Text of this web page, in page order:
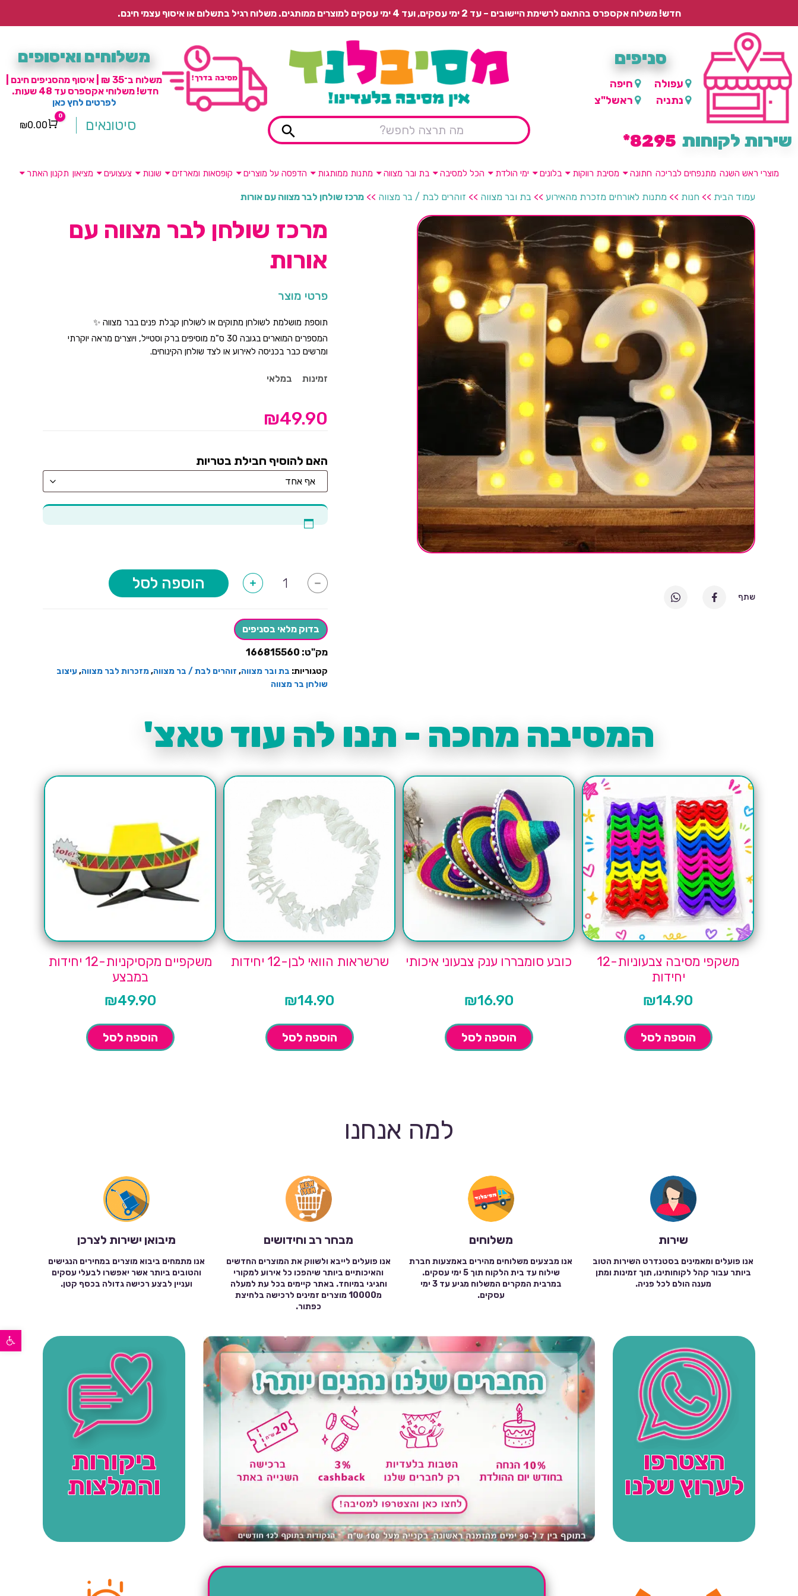
פתח סרגל נגישות
חדש! משלוח אקספרס בהתאם לרשימת היישובים – עד 2 ימי עסקים, ועד 4 ימי עסקים למוצרים ממותגים. משלוח רגיל בתשלום או איסוף עצמי חינם.
סניפים
עפולה
חיפה
נתניה
ראשל"צ
שירות לקוחות 8295*
משלוחים ואיסופים
משלוח ב־35 ₪ | איסוף מהסניפים חינם |
חדש! משלוחי אקספרס עד 48 שעות.
לפרטים לחץ כאן
סיטונאים Cart
0
₪0.00
מוצרי ראש השנה מתנפחים לבריכה חתונה מסיבת רווקות בלונים ימי הולדת הכל למסיבה בת ובר מצווה מתנות ממותגות הדפסה על מוצרים קופסאות ומארזים שונות צעצועים מציאון תקנון האתר
עמוד הבית >> חנות >> מתנות לאורחים מזכרת מהאירוע >> בת ובר מצווה >> זוהרים לבת / בר מצווה >> מרכז שולחן לבר מצווה עם אורות
שתף
מרכז שולחן לבר מצווה עם
אורות
פרטי מוצר
תוספת מושלמת לשולחן מתוקים או לשולחן קבלת פנים בבר מצווה ✨
המספרים המוארים בגובה 30 ס"מ מוסיפים ברק וסטייל, ויוצרים מראה יוקרתי
ומרשים כבר בכניסה לאירוע או לצד שולחן הקינוחים.
זמינות במלאי
₪49.90
האם להוסיף חבילת בטריות
-
של
מצווה
עם
אורות
+ הוספה לסל
בדוק מלאי בסניפים
מק"ט: 166815560
קטגוריות: בת ובר מצווה, זוהרים לבת / בר מצווה,מזכרות לבר מצווה,עיצוב
שולחן בר מצווה
המסיבה מחכה - תנו לה עוד טאצ'
משקפי מסיבה צבעוניות-12
יחידות
₪14.90
הוספה לסל
כובע סומבררו ענק צבעוני איכותי
₪16.90
הוספה לסל
שרשראות הוואי לבן-12 יחידות
₪14.90
הוספה לסל
משקפיים מקסיקניות-12 יחידות
במבצע
₪49.90
הוספה לסל
למה אנחנו
שירות
אנו פועלים ומאמינים בסטנדרט השירות הטוב
ביותר עבור קהל לקוחותינו, תוך זמינות ומתן
מענה הולם לכל פניה.
משלוחים
אנו מבצעים משלוחים מהירים באמצעות חברת
שילוח עד בית הלקוח תוך 5 ימי עסקים.
במרבית המקרים המשלוח מגיע עד 3 ימי
עסקים.
מבחר רב וחידושים
אנו פועלים לייבא ולשווק את המוצרים החדשים
והאיכותיים ביותר שיהפכו כל אירוע למקורי
וחגיגי במיוחד. באתר קיימים בכל עת למעלה
מ10000 מוצרים זמינים לרכישה בלחיצת
כפתור.
מיבואן ישירות לצרכן
אנו מתמחים ביבוא מוצרים במחירים הנגישים
והטובים ביותר אשר יאפשרו לבעלי עסקים
ועניין לבצע רכישה גדולה בכסף קטן.
הצטרפו
לערוץ שלנו
ביקורות
והמלצות